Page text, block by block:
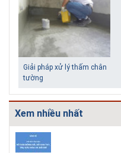
Giải pháp xử lý thấm chân
tường
Xem nhiều nhất